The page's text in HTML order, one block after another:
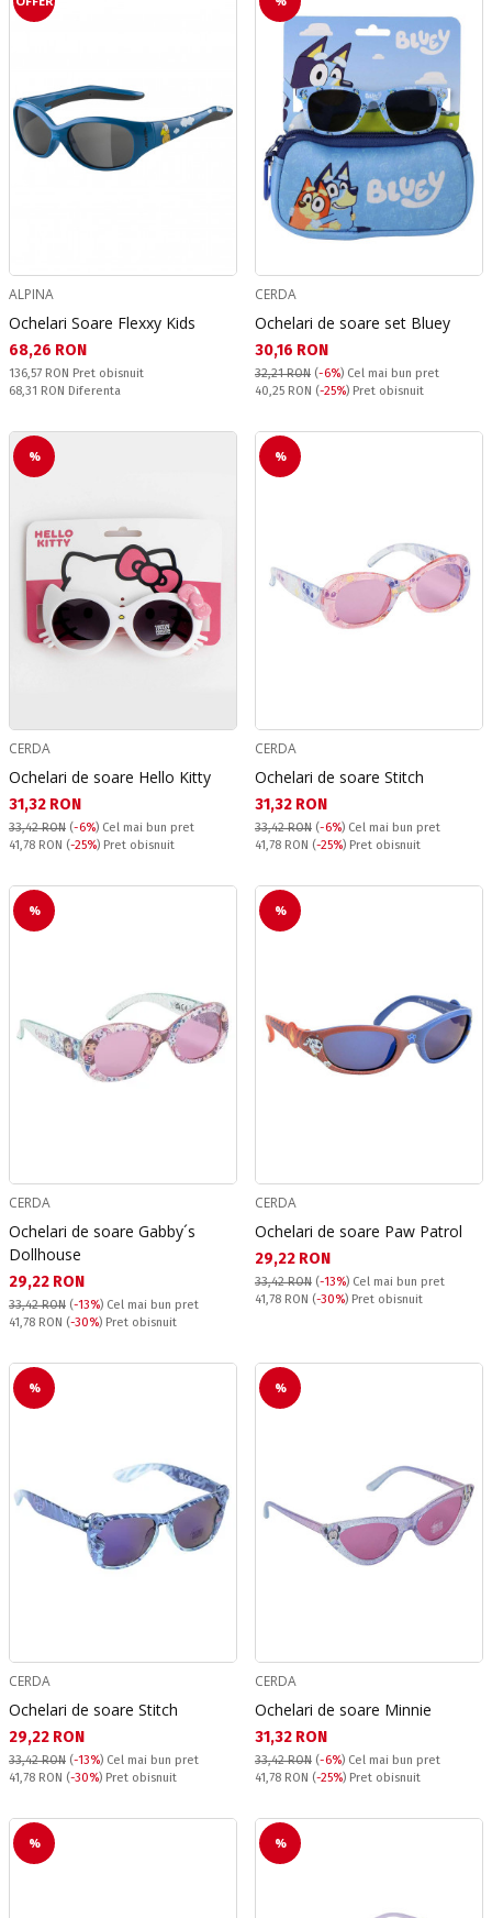
ALPINA
Ochelari Soare Flexxy Kids
Текуща цена:
68,26 RON
Pret obisnuit:
136,57 RON Pret obisnuit
Спестявате:
68,31 RON Diferenta
CERDA
Ochelari de soare set Bluey
Текуща цена:
30,16 RON
32,21 RON (-6%) Cel mai bun pret
Pret obisnuit:
40,25 RON (-25%) Pret obisnuit
%
CERDA
Ochelari de soare Hello Kitty
Текуща цена:
31,32 RON
33,42 RON (-6%) Cel mai bun pret
Pret obisnuit:
41,78 RON (-25%) Pret obisnuit
%
CERDA
Ochelari de soare Stitch
Текуща цена:
31,32 RON
33,42 RON (-6%) Cel mai bun pret
Pret obisnuit:
41,78 RON (-25%) Pret obisnuit
%
CERDA
Ochelari de soare Gabby´s
Dollhouse
Текуща цена:
29,22 RON
33,42 RON (-13%) Cel mai bun pret
Pret obisnuit:
41,78 RON (-30%) Pret obisnuit
%
CERDA
Ochelari de soare Paw Patrol
Текуща цена:
29,22 RON
33,42 RON (-13%) Cel mai bun pret
Pret obisnuit:
41,78 RON (-30%) Pret obisnuit
%
CERDA
Ochelari de soare Stitch
Текуща цена:
29,22 RON
33,42 RON (-13%) Cel mai bun pret
Pret obisnuit:
41,78 RON (-30%) Pret obisnuit
%
CERDA
Ochelari de soare Minnie
Текуща цена:
31,32 RON
33,42 RON (-6%) Cel mai bun pret
Pret obisnuit:
41,78 RON (-25%) Pret obisnuit
% %